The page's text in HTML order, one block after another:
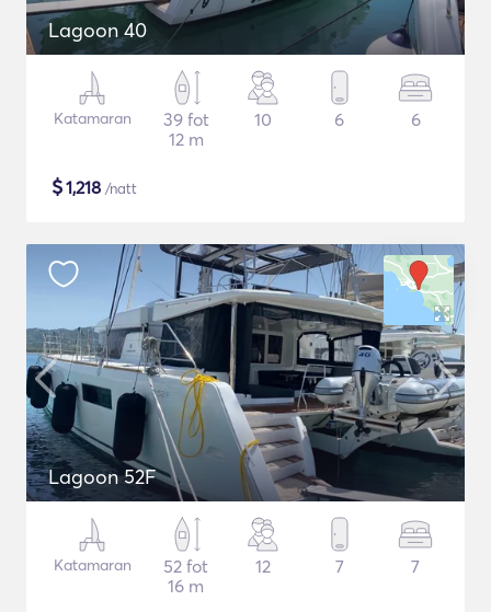
Lagoon 40
Katamaran
39 fot
12 m
10 6 6
$1,218 /natt
Lagoon 52F
Katamaran
52 fot
16 m
12 7 7